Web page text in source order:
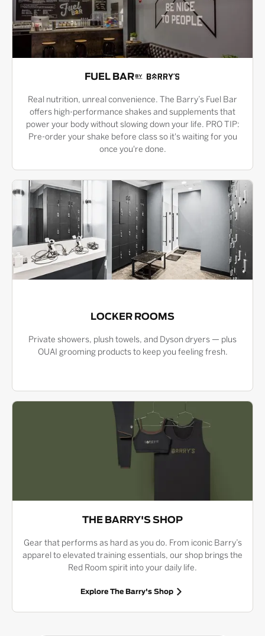
FUEL BAR
Real nutrition, unreal convenience. The Barry’s Fuel Bar
offers high-performance shakes and supplements that
power your body without slowing down your life. PRO TIP:
Pre-order your shake before class so it's waiting for you
once you're done.
LOCKER ROOMS
Private showers, plush towels, and Dyson dryers — plus
OUAI grooming products to keep you feeling fresh.
THE BARRY'S SHOP
Gear that performs as hard as you do. From iconic Barry’s
apparel to elevated training essentials, our shop brings the
Red Room spirit into your daily life.
Explore The Barry's Shop